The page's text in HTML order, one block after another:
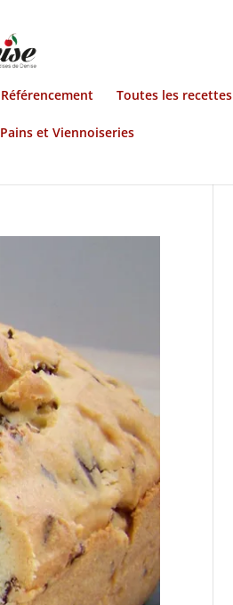
Référencement Toutes les recettes
Pains et Viennoiseries